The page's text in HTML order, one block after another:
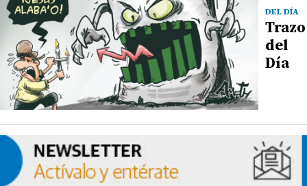
DEL DÍA
Trazo
del
Día